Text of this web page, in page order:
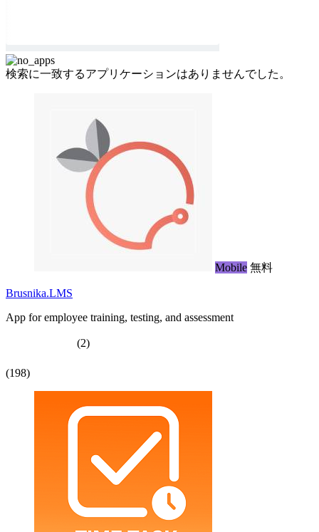
検索に一致するアプリケーションはありませんでした。
Mobile 無料
Brusnika.LMS
App for employee training, testing, and assessment
(2)
(198)